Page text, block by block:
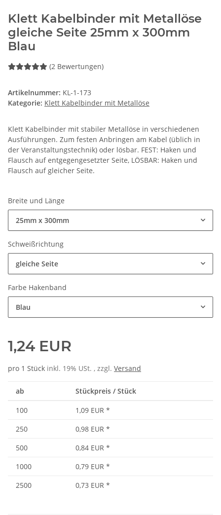
Klett Kabelbinder mit Metallöse
gleiche Seite 25mm x 300mm
Blau
(2 Bewertungen)
Artikelnummer: KL-1-173
Kategorie: Klett Kabelbinder mit Metallöse
Klett Kabelbinder mit stabiler Metallöse in verschiedenen
Ausführungen. Zum festen Anbringen am Kabel (üblich in
der Veranstaltungstechnik) oder lösbar. FEST: Haken und
Flausch auf entgegengesetzter Seite, LÖSBAR: Haken und
Flausch auf gleicher Seite.
Breite und Länge
25mm x 300mm
Schweißrichtung
gleiche Seite
Farbe Hakenband
Blau
1,24 EUR
pro 1 Stück inkl. 19% USt. , zzgl. Versand
ab Stückpreis / Stück
100 1,09 EUR *
250
0,98 EUR *
500
0,84 EUR *
1000
0,79 EUR *
2500
0,73 EUR *